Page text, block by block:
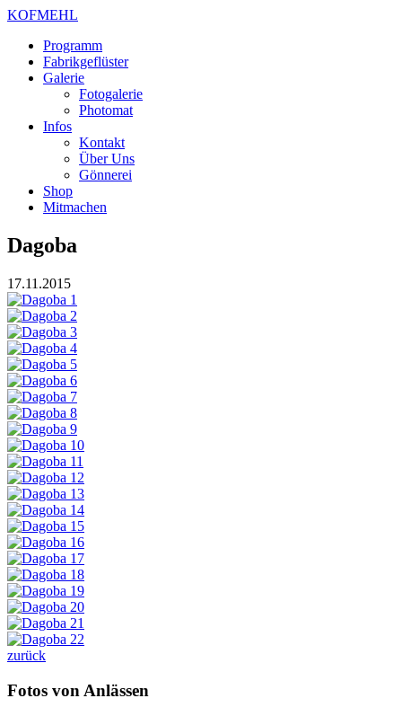
KOFMEHL
Programm
Fabrikgeflüster
Galerie
Fotogalerie
Photomat
Infos
Kontakt
Über Uns
Gönnerei
Shop
Mitmachen
Dagoba
17.11.2015
zurück
Fotos von Anlässen